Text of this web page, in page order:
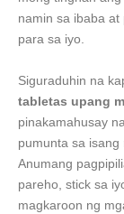
namin sa ibaba
para sa iyo.
Siguraduhin na
tabletas upang
pinakamahusay
pumunta sa isang
Anumang
pareho, stick sa
magkaroon ng